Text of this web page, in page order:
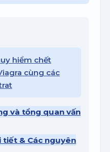
hiểm chết
cùng các
và tổng quan vấn
tiết & Các nguyên